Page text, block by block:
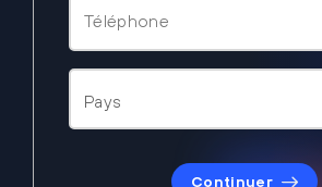
Continuer